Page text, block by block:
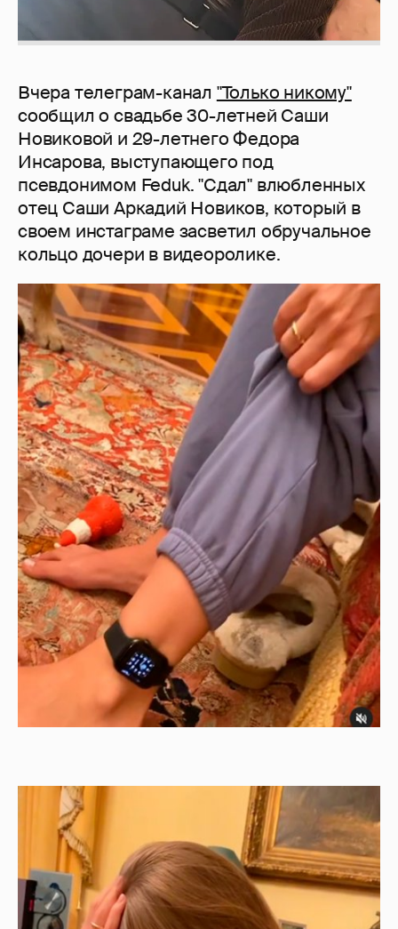
Вчера телеграм-канал "Только никому"
сообщил о свадьбе 30-летней Саши
Новиковой и 29-летнего Федора
Инсарова, выступающего под
псевдонимом Feduk. "Сдал" влюбленных
отец Саши Аркадий Новиков, который в
своем инстаграме засветил обручальное
кольцо дочери в видеоролике.